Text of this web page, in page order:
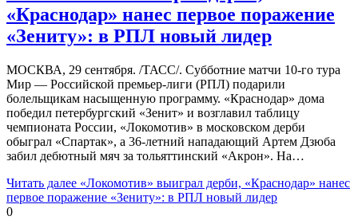
«Краснодар» нанес первое поражение
«Зениту»: в РПЛ новый лидер
МОСКВА, 29 сентября. /ТАСС/. Субботние матчи 10-го тура
Мир — Российской премьер-лиги (РПЛ) подарили
болельщикам насыщенную программу. «Краснодар» дома
победил петербургский «Зенит» и возглавил таблицу
чемпионата России, «Локомотив» в московском дерби
обыграл «Спартак», а 36-летний нападающий Артем Дзюба
забил дебютный мяч за тольяттинский «Акрон». На…
Читать далее «Локомотив» выиграл дерби, «Краснодар» нанес
первое поражение «Зениту»: в РПЛ новый лидер
0